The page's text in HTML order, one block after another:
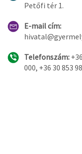
Petőfi tér 1.
E-mail cím:
Telefonszám:
000, +36 30 853